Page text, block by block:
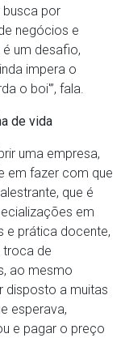
busca por
negócios e
é um desafio,
impera o
o boi'”, fala.
de vida
uma empresa,
em fazer com que
que é
em
e prática docente,
troca de
ao mesmo
disposto a muitas
esperava,
e pagar o preço